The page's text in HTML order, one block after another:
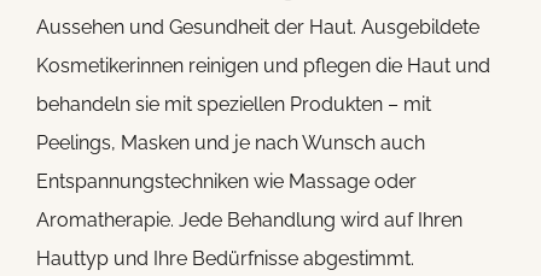
Aussehen und Gesundheit der Haut. Ausgebildete
Kosmetikerinnen reinigen und pflegen die Haut und
behandeln sie mit speziellen Produkten – mit
Peelings, Masken und je nach Wunsch auch
Entspannungstechniken wie Massage oder
Aromatherapie. Jede Behandlung wird auf Ihren
Hauttyp und Ihre Bedürfnisse abgestimmt.